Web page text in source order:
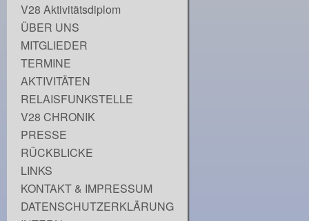
V28 Aktivitätsdiplom
ÜBER UNS
MITGLIEDER
TERMINE
AKTIVITÄTEN
RELAISFUNKSTELLE
V28 CHRONIK
PRESSE
RÜCKBLICKE
LINKS
KONTAKT & IMPRESSUM
DATENSCHUTZERKLÄRUNG